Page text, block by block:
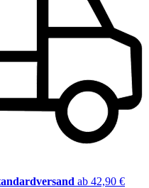
ab 42,90 €